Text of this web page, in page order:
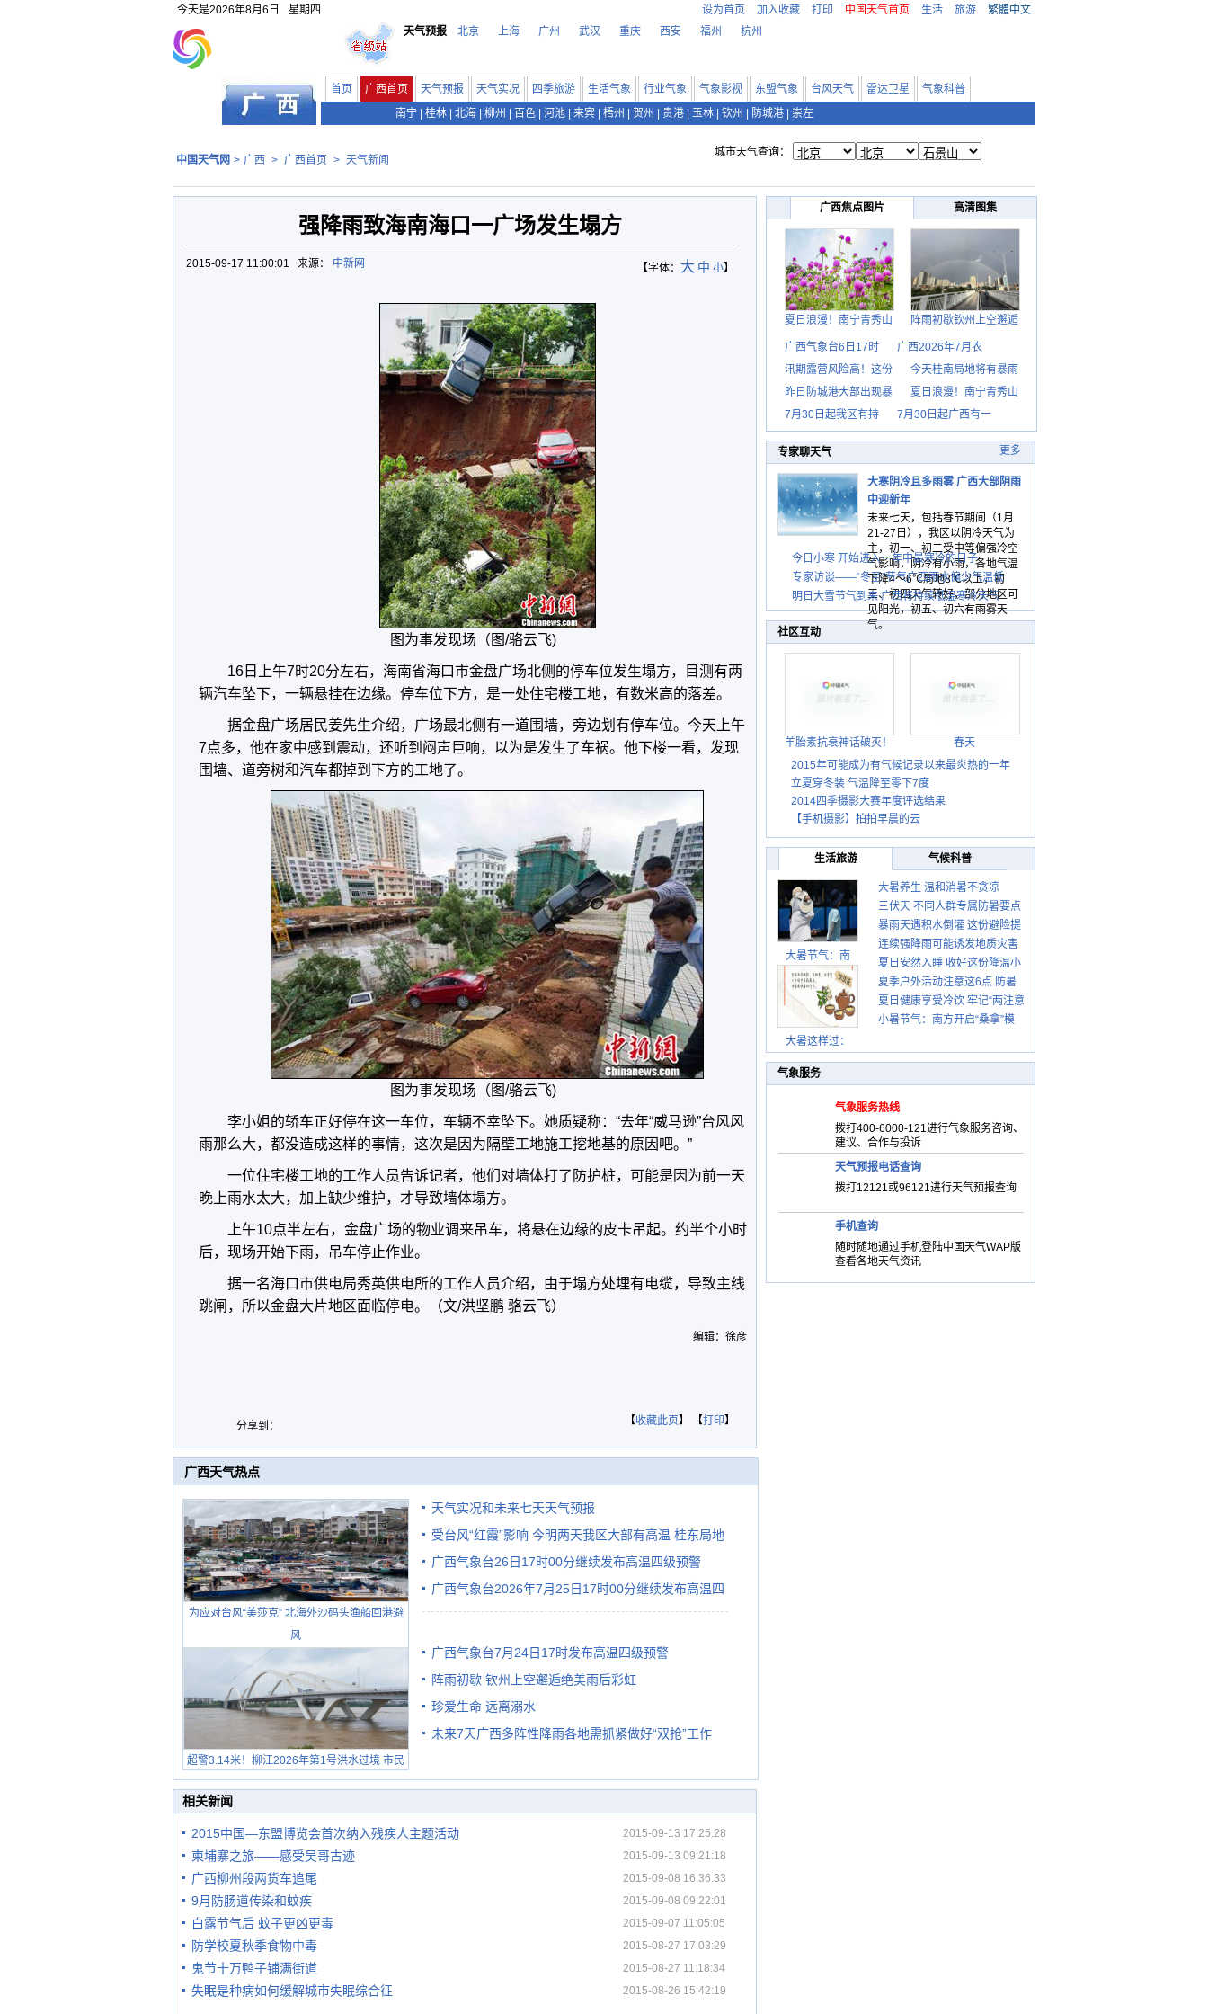
今天是2026年8月6日 星期四 设为首页 加入收藏 打印 中国天气首页 生活 旅游
繁體中文
天气预报
北京 上海 广州 武汉 重庆 西安 福州 杭州
首页 广西首页 天气预报 天气实况 四季旅游 生活气象 行业气象 气象影视 东盟气象 台风天气 雷达卫星
气象科普
南宁
桂林 北海 柳州 百色 河池 来宾 梧州 贺州 贵港 玉林 钦州 防城港 崇左
中国天气网 > 广西 > 广西首页 > 天气新闻
城市天气查询：
强降雨致海南海口一广场发生塌方
【字体： 大 中 小】
2015-09-17 11:00:01 来源： 中新网
图为事发现场（图/骆云飞)
16日上午7时20分左右，海南省海口市金盘广场北侧的停车位发生塌方，目测有两
辆汽车坠下，一辆悬挂在边缘。停车位下方，是一处住宅楼工地，有数米高的落差。
据金盘广场居民姜先生介绍，广场最北侧有一道围墙，旁边划有停车位。今天上午
7点多，他在家中感到震动，还听到闷声巨响，以为是发生了车祸。他下楼一看，发现
围墙、道旁树和汽车都掉到下方的工地了。
图为事发现场（图/骆云飞)
李小姐的轿车正好停在这一车位，车辆不幸坠下。她质疑称：“去年“威马逊”台风风
雨那么大，都没造成这样的事情，这次是因为隔壁工地施工挖地基的原因吧。”
一位住宅楼工地的工作人员告诉记者，他们对墙体打了防护桩，可能是因为前一天
晚上雨水太大，加上缺少维护，才导致墙体塌方。
上午10点半左右，金盘广场的物业调来吊车，将悬在边缘的皮卡吊起。约半个小时
后，现场开始下雨，吊车停止作业。
据一名海口市供电局秀英供电所的工作人员介绍，由于塌方处埋有电缆，导致主线
跳闸，所以金盘大片地区面临停电。（文/洪坚鹏 骆云飞）
编辑：徐彦
分享到： 【收藏此页】 【打印】
广西天气热点
为应对台风“美莎克” 北海外沙码头渔船回港避
风
超警3.14米！柳江2026年第1号洪水过境 市民
在堤岸见证汛况
天气实况和未来七天天气预报
受台风“红霞”影响 今明两天我区大部有高温 桂东局地
有较强降雨
广西气象台26日17时00分继续发布高温四级预警
广西气象台2026年7月25日17时00分继续发布高温四
广西气象台7月24日17时发布高温四级预警
阵雨初歇 钦州上空邂逅绝美雨后彩虹
珍爱生命 远离溺水
未来7天广西多阵性降雨各地需抓紧做好“双抢”工作
相关新闻
2015中国—东盟博览会首次纳入残疾人主题活动 2015-09-13 17:25:28
柬埔寨之旅——感受吴哥古迹 2015-09-13 09:21:18
广西柳州段两货车追尾 2015-09-08 16:36:33
9月防肠道传染和蚊疾 2015-09-08 09:22:01
白露节气后 蚊子更凶更毒 2015-09-07 11:05:05
防学校夏秋季食物中毒 2015-08-27 17:03:29
鬼节十万鸭子铺满街道 2015-08-27 11:18:34
失眠是种病如何缓解城市失眠综合征 2015-08-26 15:42:19
广西焦点图片 高清图集
夏日浪漫！南宁青秀山 阵雨初歇钦州上空邂逅
广西气象台6日17时
广西2026年7月农
汛期露营风险高！这份
今天桂南局地将有暴雨
昨日防城港大部出现暴
夏日浪漫！南宁青秀山
7月30日起我区有持
7月30日起广西有一
专家聊天气 更多
大寒阴冷且多雨雾 广西大部阴雨
中迎新年
未来七天，包括春节期间（1月
21-27日），我区以阴冷天气为
主，初一、初二受中等偏强冷空
气影响，阴冷有小雨，各地气温
下降4～6℃局地8℃以上，初
三、初四天气转好，部分地区可
见阳光，初五、初六有雨雾天
气。
今日小寒 开始进入一年中最寒冷的日子
专家访谈——“冬至”节气广西雨水偏少气温低
明日大雪节气到来 广西将持续低温寒冷天气
社区互动
羊胎素抗衰神话破灭！
春天
2015年可能成为有气候记录以来最炎热的一年
立夏穿冬装 气温降至零下7度
2014四季摄影大赛年度评选结果
【手机摄影】拍拍早晨的云
生活旅游 气候科普
大暑节气：南
大暑这样过：
大暑养生 温和消暑不贪凉
三伏天 不同人群专属防暑要点
请收好
暴雨天遇积水倒灌 这份避险提
示请收好
连续强降雨可能诱发地质灾害
这些前兆要知道
夏日安然入睡 收好这份降温小
贴士
夏季户外活动注意这6点 防暑
健身两不误
夏日健康享受冷饮 牢记“两注意
一控制”
小暑节气：南方开启“桑拿”模
气象服务
气象服务热线
拨打400-6000-121进行气象服务咨询、
建议、合作与投诉
天气预报电话查询
拨打12121或96121进行天气预报查询
手机查询
随时随地通过手机登陆中国天气WAP版
查看各地天气资讯